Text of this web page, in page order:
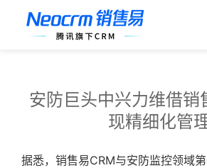
安防巨头中兴力维借销
现精细化管
据悉，销售易CRM与安防监控领域